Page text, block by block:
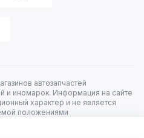
автозапчастей
и иномарок. Информация на сайте
характер и не является
положениями